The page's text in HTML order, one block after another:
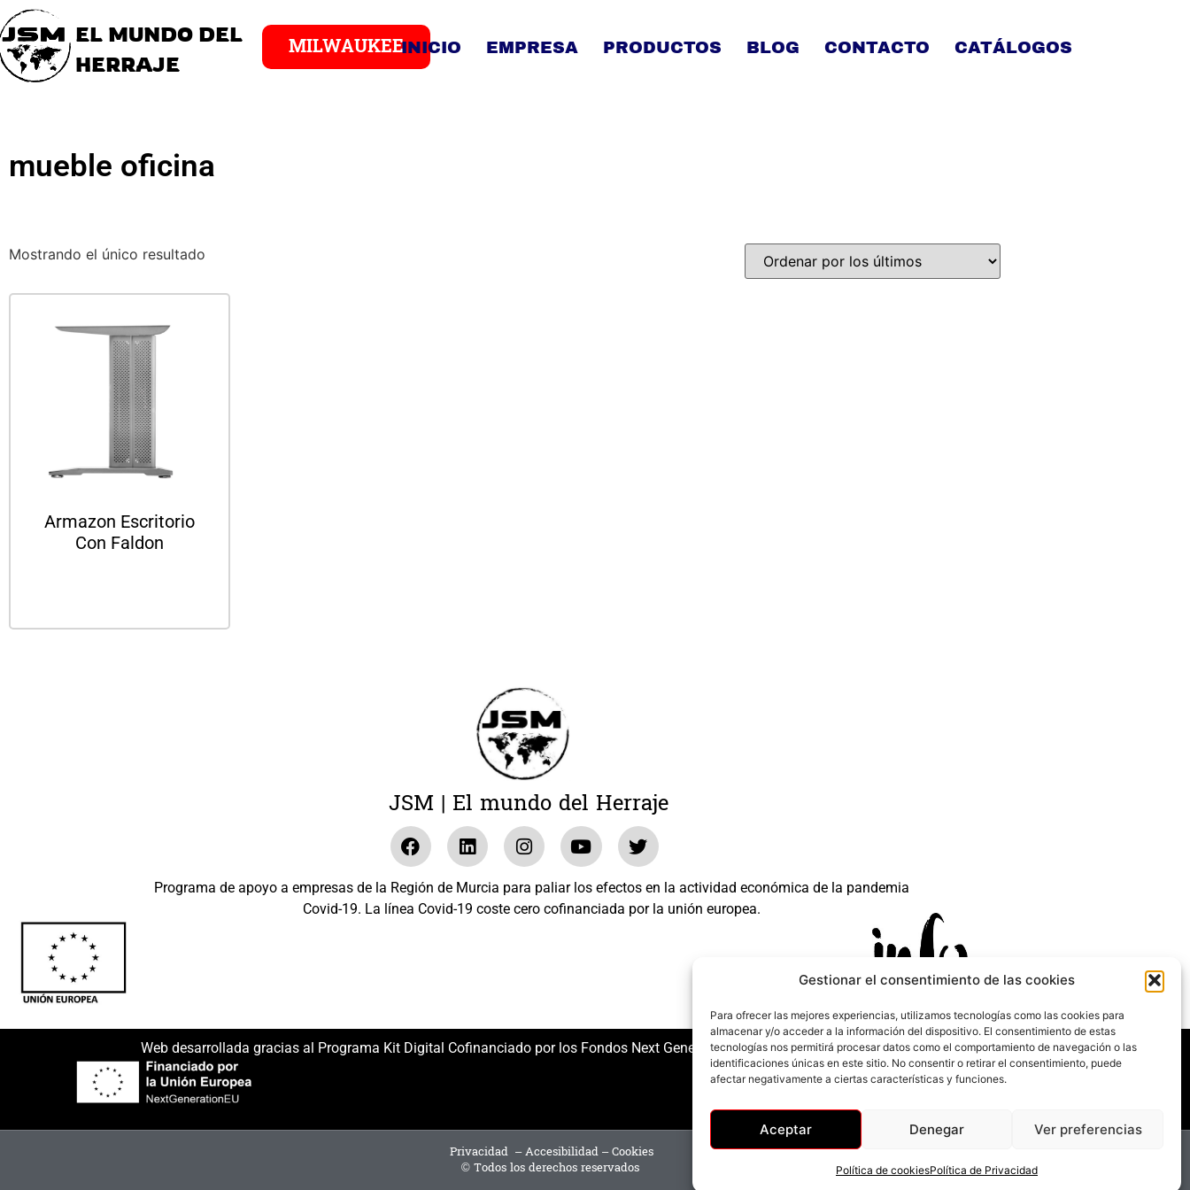
Gestionar el consentimiento de las cookies
Para ofrecer las mejores experiencias, utilizamos tecnologías como las cookies para
almacenar y/o acceder a la información del dispositivo. El consentimiento de estas
tecnologías nos permitirá procesar datos como el comportamiento de navegación o las
identificaciones únicas en este sitio. No consentir o retirar el consentimiento, puede
afectar negativamente a ciertas características y funciones.
Aceptar Denegar Ver preferencias
Política de cookiesPolítica de Privacidad
EL MUNDO DEL
HERRAJE
MILWAUKEEINICIO EMPRESA PRODUCTOS BLOG CONTACTO CATÁLOGOS
mueble oficina
Mostrando el único resultado
Armazon Escritorio
Con Faldon
JSM | El mundo del Herraje
Programa de apoyo a empresas de la Región de Murcia para paliar los efectos en la actividad económica de la pandemia
Covid-19. La línea Covid-19 coste cero cofinanciada por la unión europea.
Web desarrollada gracias al Programa Kit Digital Cofinanciado por los Fondos Next Generation (EU) del mecanismo de Recuperación y Resilencia.
Privacidad –Accesibilidad–Cookies
© Todos los derechos reservados